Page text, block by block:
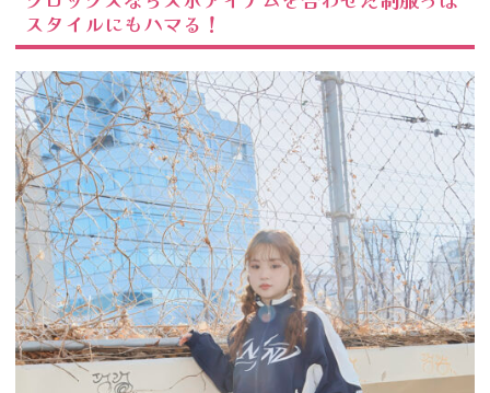
スタイルにもハマる！